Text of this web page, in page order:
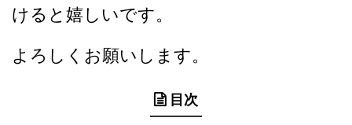
けると嬉しいです。
よろしくお願いします。
目次